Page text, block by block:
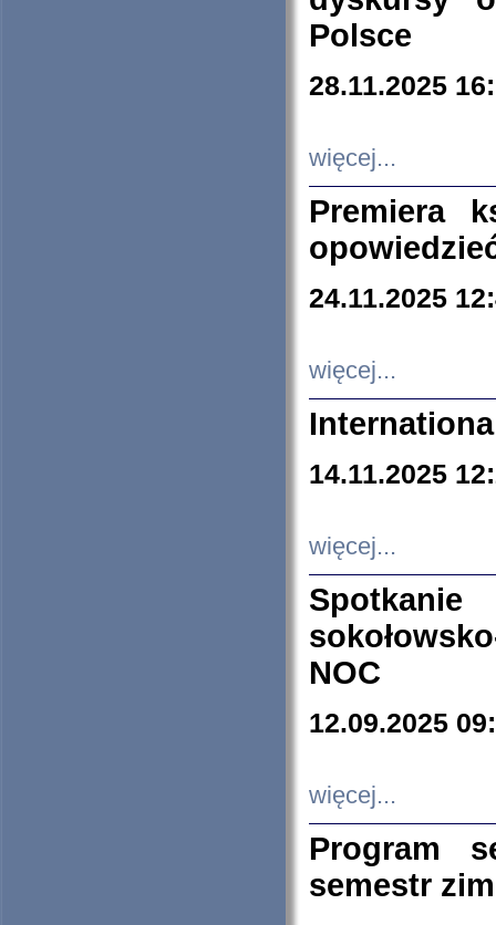
Polsce
28.11.2025
więcej...
Premiera
24.11.2025
więcej...
14.11.2025
więcej...
NOC
12.09.2025
więcej...
Program
semestr